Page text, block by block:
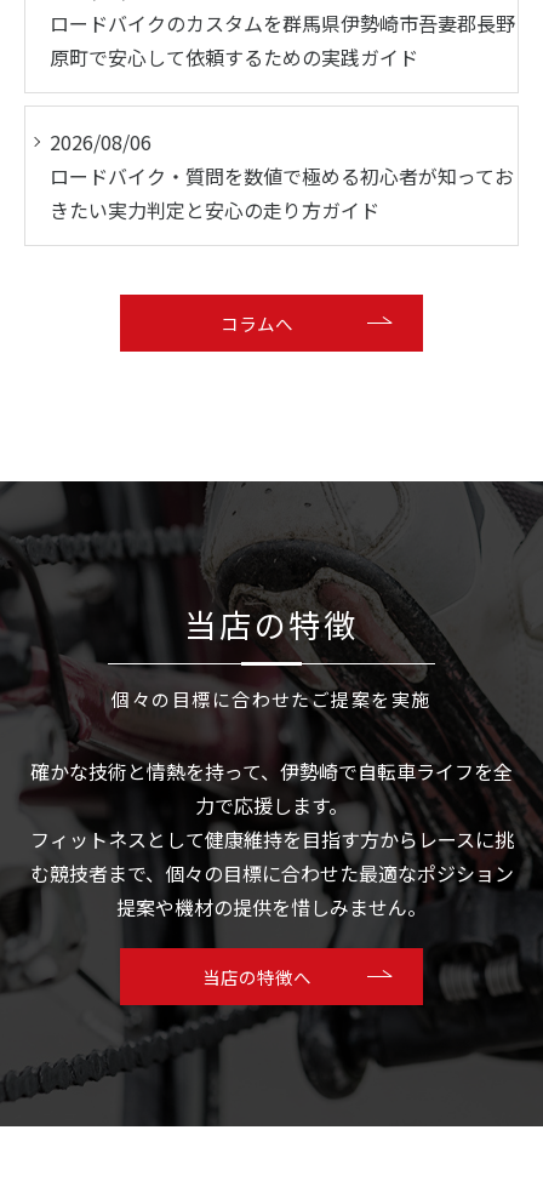
ロードバイクのカスタムを群馬県伊勢崎市吾妻郡長野
原町で安心して依頼するための実践ガイド
2026/08/06
ロードバイク・質問を数値で極める初心者が知ってお
きたい実力判定と安心の走り方ガイド
コラムへ
個々の目標に合わせたご提案を実施
当店の特徴
確かな技術と情熱を持って、伊勢崎で自転車ライフを全
力で応援します。
フィットネスとして健康維持を目指す方からレースに挑
む競技者まで、個々の目標に合わせた最適なポジション
提案や機材の提供を惜しみません。
当店の特徴へ